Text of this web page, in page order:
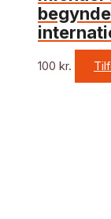
100 kr.